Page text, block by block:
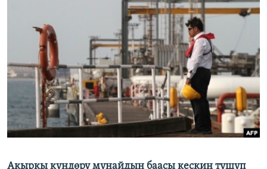
ЭЖЕ-СИҢДИЛЕР
АЗАТТЫК+
ЫҢГАЙСЫЗ СУРООЛОР
ОНЛАЙН ШЕРИНЕ
ЭЕ/АРнун бардык сайттары
Акыркы күндөрү мунайдын баасы кескин түшүп